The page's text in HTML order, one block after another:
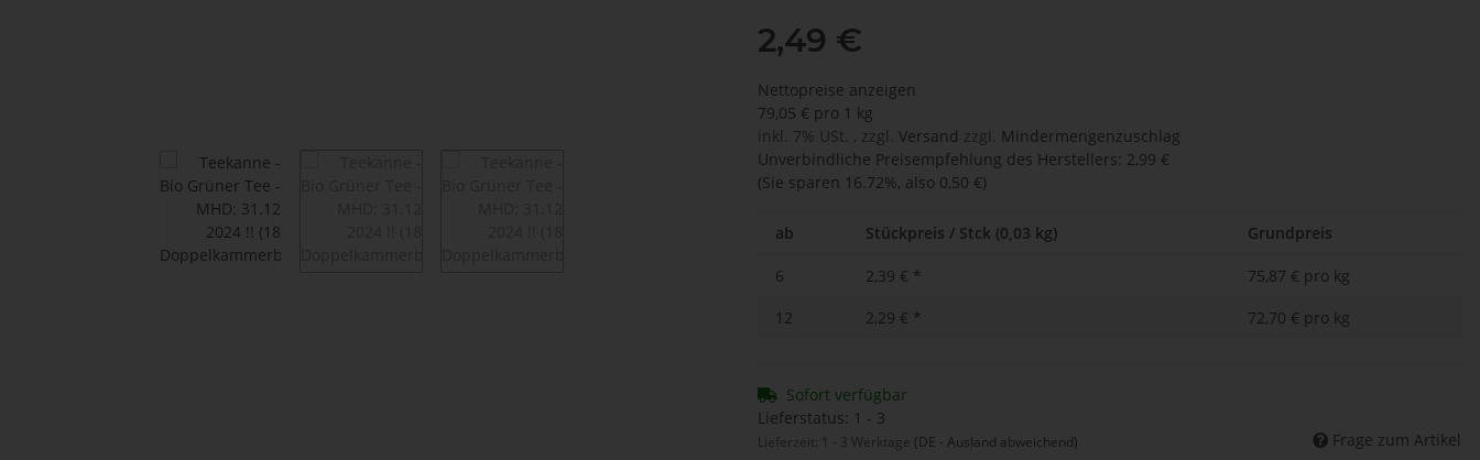
2,49 €
Nettopreise anzeigen
79,05 € pro 1 kg
inkl. 7% USt. , zzgl. Versand zzgl.
Mindermengenzuschlag
Unverbindliche Preisempfehlung des Herstellers: 2,99 €
(Sie sparen 16.72%, also 0,50 €)
ab Stückpreis / Stck (0,03 kg) Grundpreis
6 2,39 € *
75,87 € pro kg
12
2,29 € * 72,70 € pro kg
Sofort verfügbar
Lieferstatus: 1 - 3
Lieferzeit: 1 - 3 Werktage (DE - Ausland abweichend) Frage zum Artikel